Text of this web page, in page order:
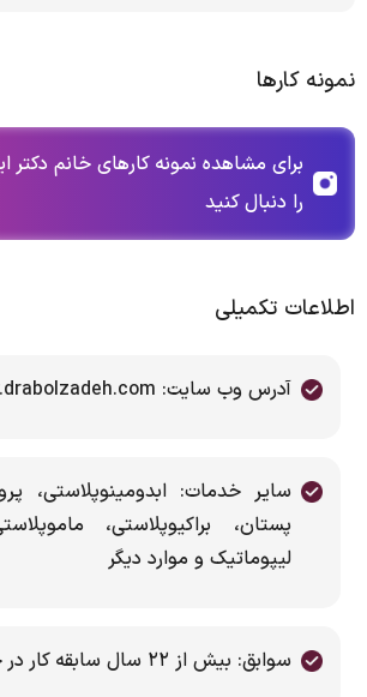
نمونه کارها
برای مشاهده نمونه کارهای خانم دکتر
را دنبال کنید
اطلاعات تکمیلی
آدرس وب سایت: www.drabolzadeh.com
سایر خدمات: ابدومینوپلاستی،
پستان، براکیوپلاستی،
لیپوماتیک و موارد دیگر
سوابق: بیش از ۲۲ سال سابقه کار در حوزه زیبایی